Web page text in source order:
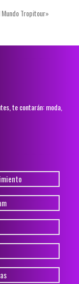
Tropitour»
te contarán: moda,